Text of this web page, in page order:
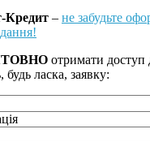
Кредит – не забудьте
отримати доступ
будь ласка, заявку: